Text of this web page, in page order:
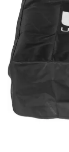
Puoi chiedermi